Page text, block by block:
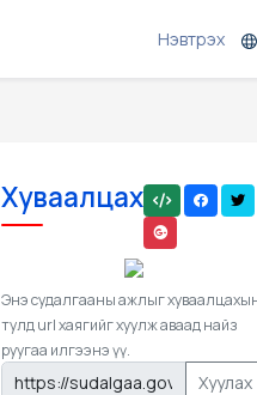
Нэвтрэх
Хуваалцах
Энэ судалгааны ажлыг
тулд url хаягийг хуулж аваад найз
руугаа илгээнэ үү.
Хуулах